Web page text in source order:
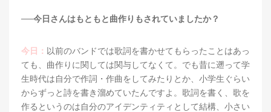
──今日さんはもともと曲作りもされていましたか？
今日： 以前のバンドでは歌詞を書かせてもらったことはあっ
ても、曲作りに関しては関与してなくて。でも昔に遡って学
生時代は自分で作詞・作曲をしてみたりとか、小学生ぐらい
からずっと詩を書き溜めていたんですよ。歌詞を書く、歌を
作るというのは自分のアイデンティティとして結構、小さい